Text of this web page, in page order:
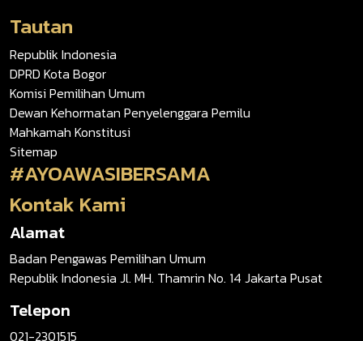
Tautan
Republik Indonesia
DPRD Kota Bogor
Komisi Pemilihan Umum
Dewan Kehormatan Penyelenggara Pemilu
Mahkamah Konstitusi
Sitemap
#AYOAWASIBERSAMA
Kontak Kami
Alamat
Badan Pengawas Pemilihan Umum
Republik Indonesia Jl. MH. Thamrin No. 14 Jakarta Pusat
Telepon
021-2301515